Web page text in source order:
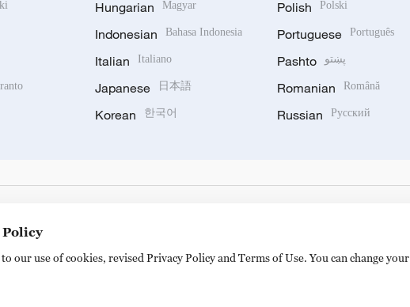
Hungarian Magyar
Indonesian Bahasa Indonesia
Italian Italiano
Japanese 日本語
Korean 한국어
Polish Polski
Portuguese Português
Pashto پښتو
Romanian Română
Russian Русский
Policy
our use of cookies, revised Privacy Policy and Terms of Use. You can change your